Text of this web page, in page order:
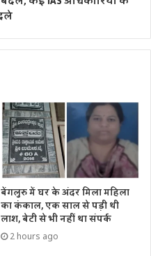
बेंगलुरु में घर के अंदर मिला महिला
का कंकाल, एक साल से पड़ी थी
लाश, बेटी से भी नहीं था संपर्क
2 hours ago